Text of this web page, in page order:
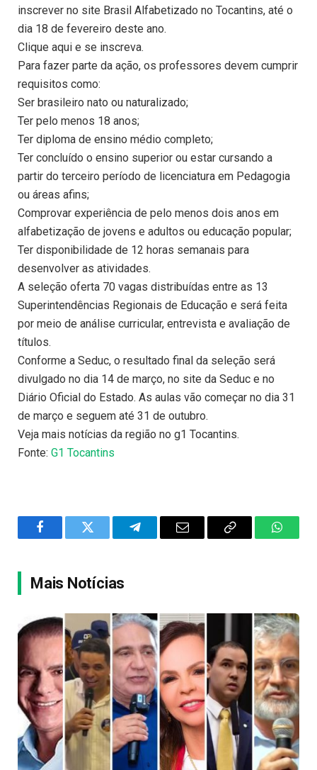
inscrever no site Brasil Alfabetizado no Tocantins, até o
dia 18 de fevereiro deste ano.
Clique aqui e se inscreva.
Para fazer parte da ação, os professores devem cumprir
requisitos como:
Ser brasileiro nato ou naturalizado;
Ter pelo menos 18 anos;
Ter diploma de ensino médio completo;
Ter concluído o ensino superior ou estar cursando a
partir do terceiro período de licenciatura em Pedagogia
ou áreas afins;
Comprovar experiência de pelo menos dois anos em
alfabetização de jovens e adultos ou educação popular;
Ter disponibilidade de 12 horas semanais para
desenvolver as atividades.
A seleção oferta 70 vagas distribuídas entre as 13
Superintendências Regionais de Educação e será feita
por meio de análise curricular, entrevista e avaliação de
títulos.
Conforme a Seduc, o resultado final da seleção será
divulgado no dia 14 de março, no site da Seduc e no
Diário Oficial do Estado. As aulas vão começar no dia 31
de março e seguem até 31 de outubro.
Veja mais notícias da região no g1 Tocantins.
Fonte: G1 Tocantins
FacebookTwitter TelegramEmail
Copy
Mais Notícias